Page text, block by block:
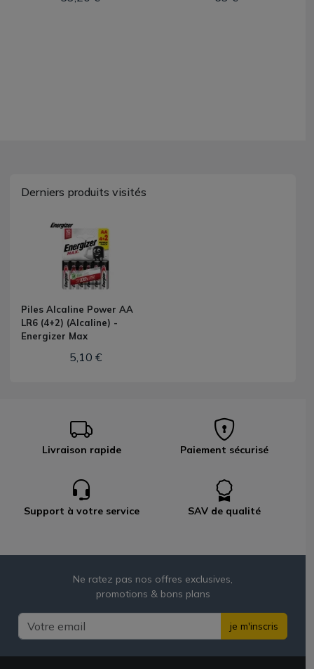
Derniers produits visités
Piles Alcaline Power AA
LR6 (4+2) (Alcaline) -
Energizer Max
5,10 €
Livraison rapide Paiement sécurisé
Support à votre service SAV de qualité
Ne ratez pas nos offres exclusives,
promotions & bons plans
je m'inscris